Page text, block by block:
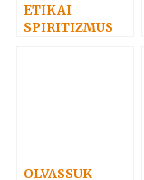
ETIKAI
SPIRITIZMUS
OLVASSUK